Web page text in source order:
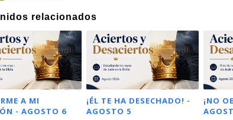
relacionados
A MI
- AGOSTO 6
¡ÉL TE HA DESECHADO! -
AGOSTO 5
¡NO